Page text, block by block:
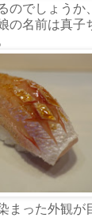
のでしょうか
の名前は真子
まった外観が